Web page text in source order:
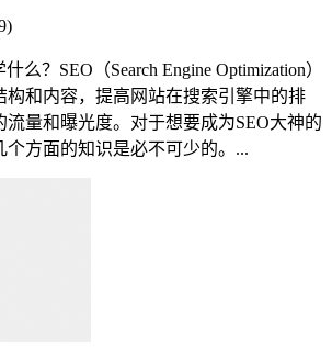
么？SEO（Search Engine Optimization）
构和内容，提高网站在搜索引擎中的排
流量和曝光度。对于想要成为SEO大神的
个方面的知识是必不可少的。...